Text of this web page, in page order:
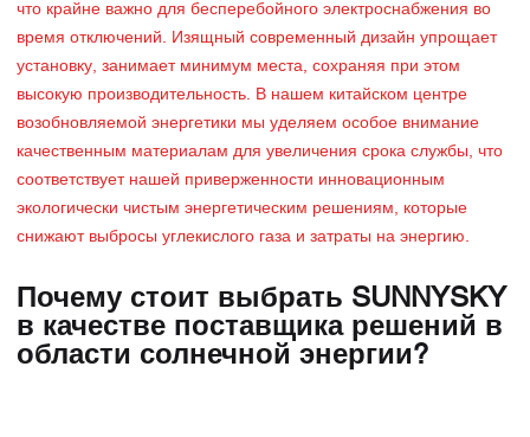
что крайне важно для бесперебойного электроснабжения во
время отключений. Изящный современный дизайн упрощает
установку, занимает минимум места, сохраняя при этом
высокую производительность. В нашем китайском центре
возобновляемой энергетики мы уделяем особое внимание
качественным материалам для увеличения срока службы, что
соответствует нашей приверженности инновационным
экологически чистым энергетическим решениям, которые
снижают выбросы углекислого газа и затраты на энергию.
Почему стоит выбрать SUNNYSKY
в качестве поставщика решений в
области солнечной энергии?